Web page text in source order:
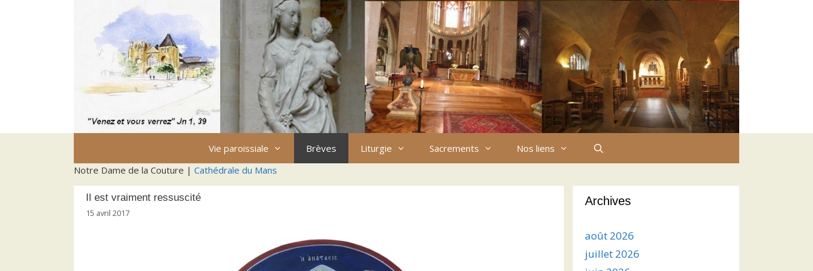
Vie paroissiale Brèves Liturgie Sacrements
Nos liens
Notre Dame de la Couture | Cathédrale du Mans
Il est vraiment ressuscité
15 avril 2017
Archives
août 2026
juillet 2026